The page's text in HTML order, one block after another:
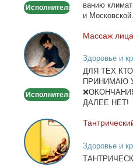
Исполнитель
ва­нию
и
Массаж
лица
и
тела
Исполнитель
Мас­саж
Здоровье и
ДЛЯ ТЕХ
ПРИНИМАЮ
ДАЛЕЕ НЕТ!
Тантрический
массаж
Здоровье и